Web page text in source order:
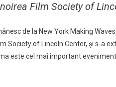
Film Society of
de la New York Making
Society of Lincoln Center, şi s-a
este cel mai important